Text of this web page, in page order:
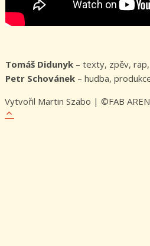
Tomáš Didunyk – texty, zpěv,
Petr Schovánek – hudba,
Vytvořil Martin Szabo | ©FAB